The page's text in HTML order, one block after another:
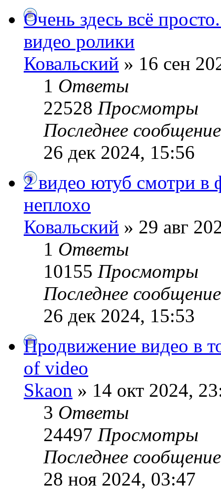
Очень здесь всё
видео ролики
Ковальский » 16 сен
1 Ответы
22528 Просмотры
Последнее
26 дек 2024, 15:56
2 видео ютуб смотри в
неплохо
Ковальский » 29 авг
1 Ответы
10155 Просмотры
Последнее
26 дек 2024, 15:53
Продвижение видео в
of video
Skaon » 14 окт 2024,
3 Ответы
24497 Просмотры
Последнее
28 ноя 2024, 03:47